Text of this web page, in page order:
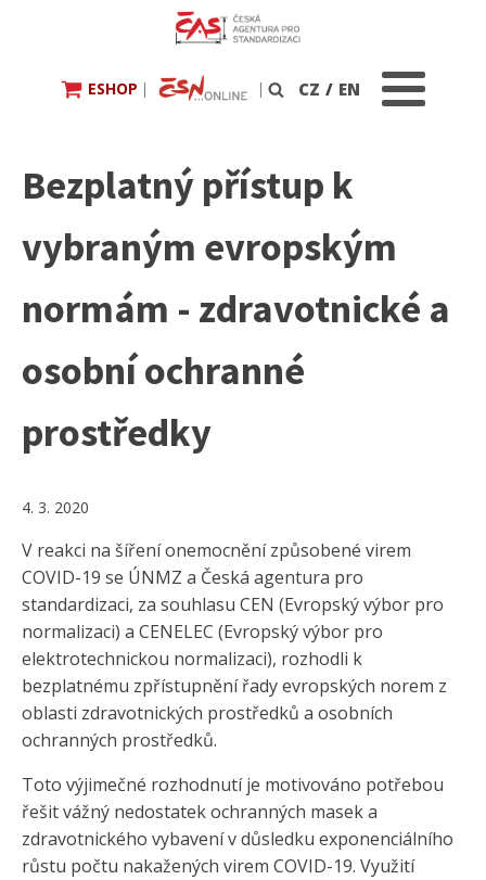
ESHOP | | Vyhledávání
CZ / EN
Bezplatný přístup k
vybraným evropským
normám - zdravotnické a
osobní ochranné
prostředky
4. 3. 2020
V reakci na šíření onemocnění způsobené virem
COVID-19 se ÚNMZ a Česká agentura pro
standardizaci, za souhlasu CEN (Evropský výbor pro
normalizaci) a CENELEC (Evropský výbor pro
elektrotechnickou normalizaci), rozhodli k
bezplatnému zpřístupnění řady evropských norem z
oblasti zdravotnických prostředků a osobních
ochranných prostředků.
Toto výjimečné rozhodnutí je motivováno potřebou
řešit vážný nedostatek ochranných masek a
zdravotnického vybavení v důsledku exponenciálního
růstu počtu nakažených virem COVID-19. Využití